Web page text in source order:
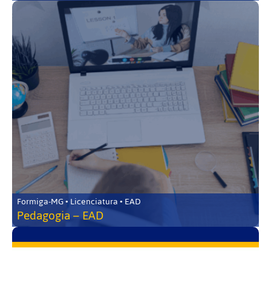
Formiga-MG • Licenciatura • EAD
Pedagogia – EAD